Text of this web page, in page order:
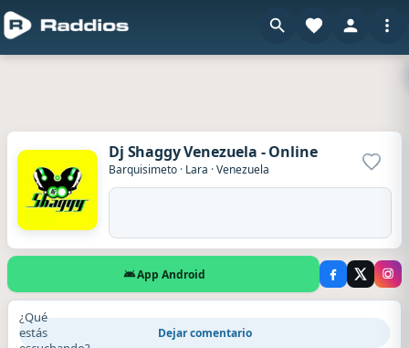
Dj Shaggy Venezuela - Online
Barquisimeto · Lara ·Venezuela
App Android
¿Qué
estás
Dejar comentario